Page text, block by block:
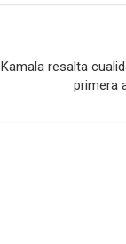
Kamala resalta
primera